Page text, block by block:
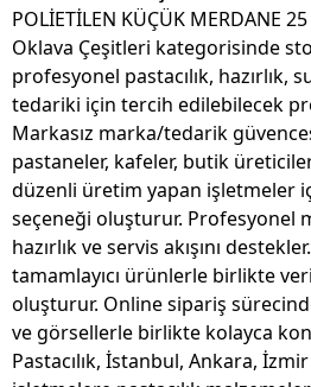
POLİETİLEN KÜÇÜK MERDANE
Oklava Çeşitleri kategorisinde
profesyonel pastacılık, hazırlık,
tedariki için tercih edilebilecek
Markasız marka/tedarik
pastaneler, kafeler, butik
düzenli üretim yapan işletmeler
seçeneği oluşturur. Profesyonel
hazırlık ve servis akışını
tamamlayıcı ürünlerle birlikte
oluşturur. Online sipariş
ve görsellerle birlikte kolayca
Pastacılık, İstanbul, Ankara,